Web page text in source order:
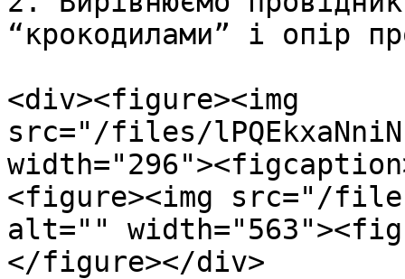
“крокодилами” і опір
<div><figure><img
src="/files/
<figure><img src="/files/
alt=""
</figure></div>